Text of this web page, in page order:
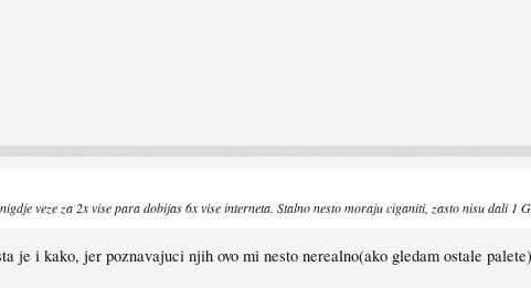
veze za 2x vise para dobijas 6x vise interneta. Stalno nesto moraju ciganiti, zasto nisu dali
je i kako, jer poznavajuci njih ovo mi nesto nerealno(ako gledam ostale palete)